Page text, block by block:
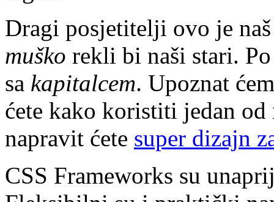
Dragi posjetitelji ovo je
muško rekli bi naši stari.
sa kapitalcem. Upoznat
ćete kako koristiti jedan
napravit ćete super dizajn
CSS Frameworks su